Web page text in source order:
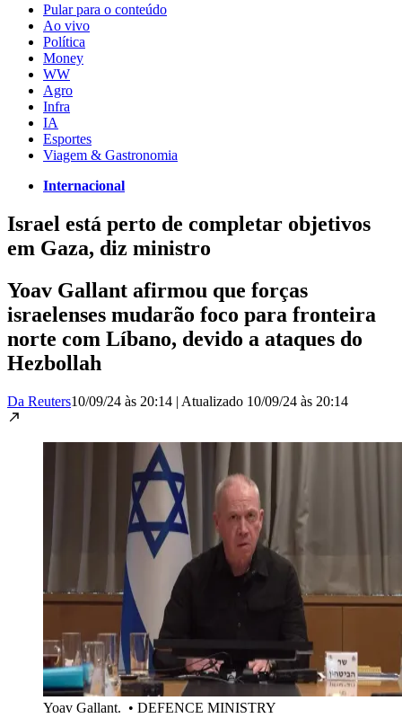
Pular para o conteúdo
Ao vivo
Política
Money
WW
Agro
Infra
IA
Esportes
Viagem & Gastronomia
Internacional
Israel está perto de completar objetivos
em Gaza, diz ministro
Yoav Gallant afirmou que forças
israelenses mudarão foco para fronteira
norte com Líbano, devido a ataques do
Hezbollah
Da Reuters10/09/24 às 20:14 | Atualizado 10/09/24 às 20:14
Yoav Gallant. • DEFENCE MINISTRY